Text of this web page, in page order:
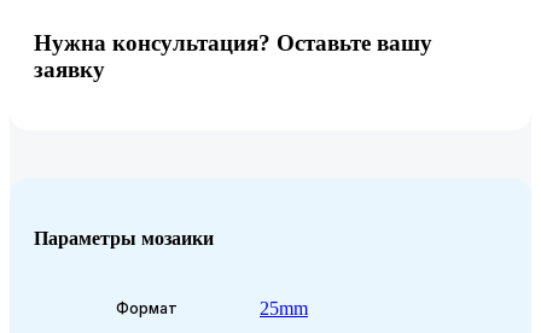
Нужна консультация? Оставьте вашу
заявку
Параметры мозаики
Формат 25mm